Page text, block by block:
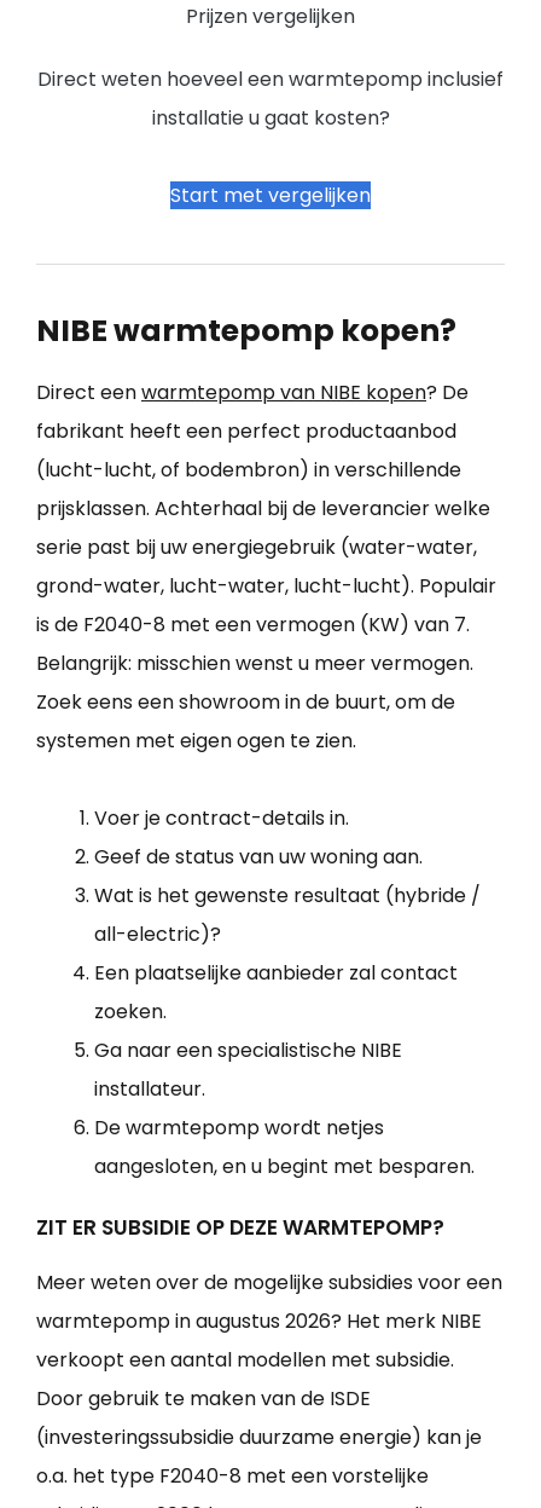
Prijzen vergelijken
Direct weten hoeveel een warmtepomp inclusief
installatie u gaat kosten?
Start met vergelijken
NIBE warmtepomp kopen?
Direct eenwarmtepomp van NIBE kopen? De
fabrikant heeft een perfect productaanbod
(lucht-lucht, of bodembron) in verschillende
prijsklassen. Achterhaal bij de leverancier welke
serie past bij uw energiegebruik (water-water,
grond-water, lucht-water, lucht-lucht). Populair
is de F2040-8 met een vermogen (KW) van 7.
Belangrijk: misschien wenst u meer vermogen.
Zoek eens een showroom in de buurt, om de
systemen met eigen ogen te zien.
Voer je contract-details in.
Geef de status van uw woning aan.
Wat is het gewenste resultaat (hybride /
all-electric)?
Een plaatselijke aanbieder zal contact
zoeken.
Ga naar een specialistische NIBE
installateur.
De warmtepomp wordt netjes
aangesloten, en u begint met besparen.
ZIT ER SUBSIDIE OP DEZE WARMTEPOMP?
Meer weten over de mogelijke subsidies voor een
warmtepomp in augustus 2026? Het merk NIBE
verkoopt een aantal modellen met subsidie.
Door gebruik te maken van de ISDE
(investeringssubsidie duurzame energie) kan je
o.a. het type F2040-8 met een vorstelijke